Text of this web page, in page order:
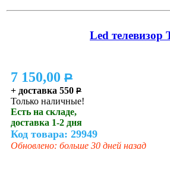
Led телевизор
7 150,00 P
+ доставка 550 P
Только наличные!
Есть на складе,
доставка 1-2 дня
Код товара: 29949
Обновлено: больше 30 дней назад